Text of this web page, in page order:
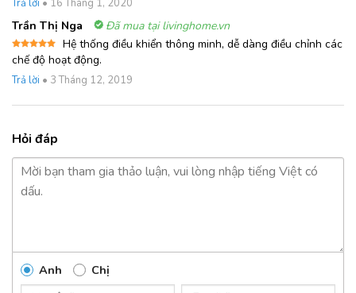
hạng5 5
Trả lời • 16 Tháng 1, 2020
Trần Thị Nga Đã mua tại livinghome.vn
Được xếp
hạng55
sao
Hệ thống điều khiển thông minh, dễ dàng điều chỉnh các
chế độ hoạt động.
Trả lời • 3 Tháng 12, 2019
Hỏi đáp
Anh Chị